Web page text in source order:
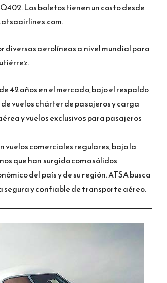
Los boletos tienen un costo desde
diversas aerolíneas a nivel mundial para
42 años en el mercado, bajo el respaldo
vuelos chárter de pasajeros y carga
y vuelos exclusivos para pasajeros
vuelos comerciales regulares, bajo la
que han surgido como sólidos
del país y de su región. ATSA busca
y confiable de transporte aéreo.